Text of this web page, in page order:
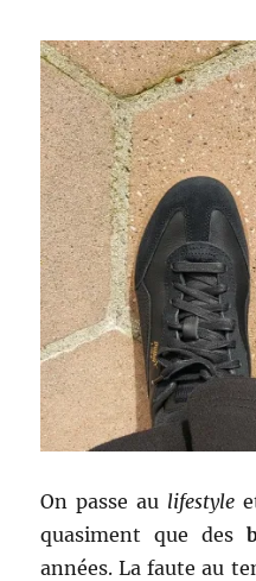
On passe au lifestyle
quasiment que des
années. La faute au